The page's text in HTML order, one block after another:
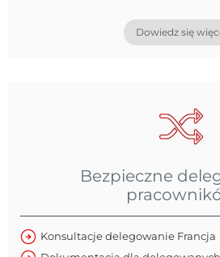
Dowiedz się
Bezpieczne
Konsultacje delegowanie Francja